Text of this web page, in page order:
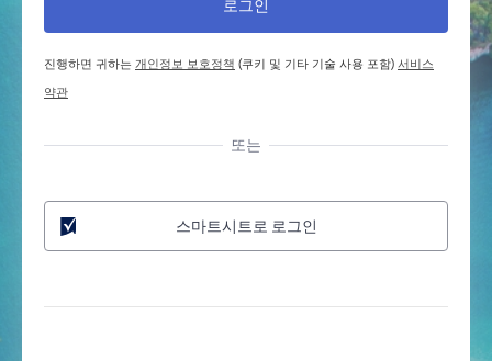
진행하면 귀하는개인정보 보호정책 (쿠키 및 기타 기술 사용 포함)서비스
약관
또는
스마트시트로 로그인